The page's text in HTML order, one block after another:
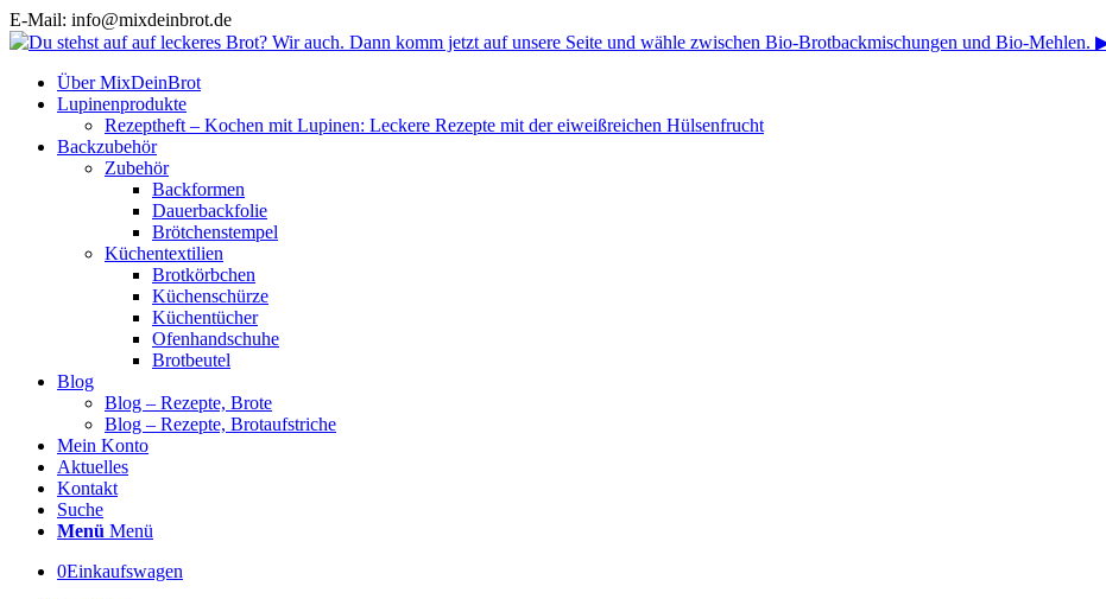
E-Mail: info@mixdeinbrot.de
Über MixDeinBrot
Lupinenprodukte
Rezeptheft – Kochen mit Lupinen: Leckere Rezepte mit der eiweißreichen Hülsenfrucht
Backzubehör
Zubehör
Backformen
Dauerbackfolie
Brötchenstempel
Küchentextilien
Brotkörbchen
Küchenschürze
Küchentücher
Ofenhandschuhe
Brotbeutel
Blog
Blog – Rezepte, Brote
Blog – Rezepte, Brotaufstriche
Mein Konto
Aktuelles
Kontakt
Suche
Menü Menü
0Einkaufswagen